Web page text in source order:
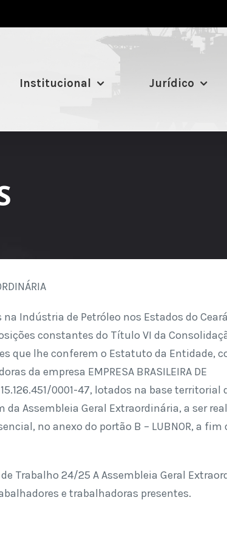
Institucional Jurídico
Indústria de Petróleo nos Estados do
constantes do Título VI da
que lhe conferem o Estatuto da Entidade,
da empresa EMPRESA BRASILEIRA DE
15.126.451/0001-47, lotados na base territorial
da Assembleia Geral Extraordinária, a ser
no anexo do portão B – LUBNOR, a fim
Trabalho 24/25 A Assembleia Geral
e trabalhadoras presentes.